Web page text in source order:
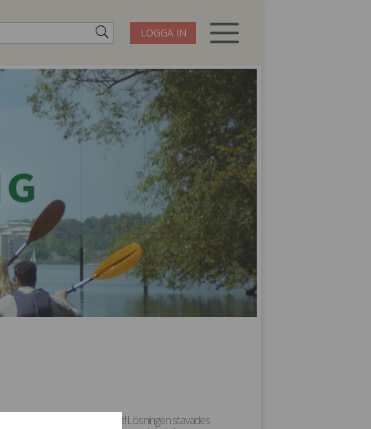
LOGGA IN
jorden, eller i snarare i vattnet! Lösningen stavades